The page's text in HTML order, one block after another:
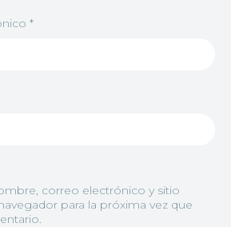
*
correo electrónico y sitio
para la próxima vez que